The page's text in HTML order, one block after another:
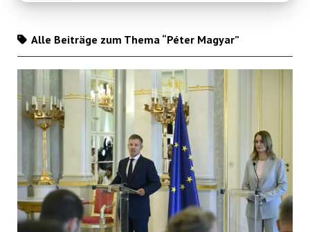
Alle Beiträge zum Thema “Péter Magyar”